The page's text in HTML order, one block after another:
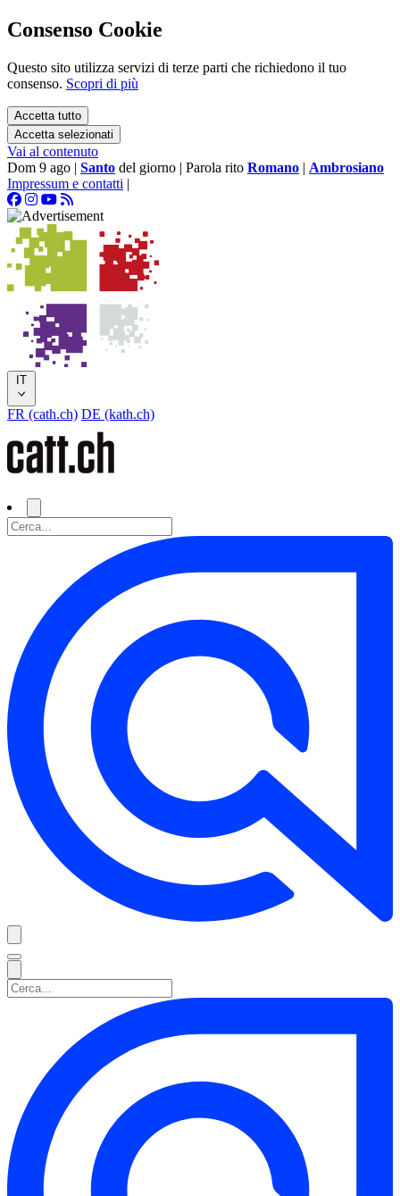
Consenso Cookie
Questo sito utilizza servizi di terze parti che richiedono il tuo
consenso. Scopri di più
Accetta tutto
Accetta selezionati
Vai al contenuto
Dom 9 ago | Santo del giorno | Parola rito Romano | Ambrosiano
Impressum e contatti |
IT
FR (cath.ch) DE (kath.ch)